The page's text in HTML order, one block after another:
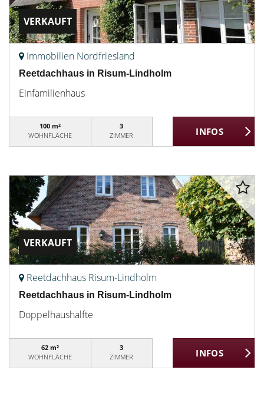
VERKAUFT
Immobilien Nordfriesland
Reetdachhaus in Risum-Lindholm
Einfamilienhaus
100 m²
WOHNFLÄCHE
3
ZIMMER
VERKAUFT
Reetdachhaus Risum-Lindholm
Reetdachhaus in Risum-Lindholm
Doppelhaushälfte
62 m²
WOHNFLÄCHE
3
ZIMMER